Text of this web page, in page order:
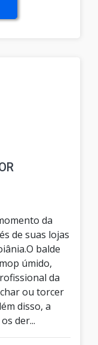
da
de suas lojas
balde
úmido,
da
ou torcer
disso, a
der...